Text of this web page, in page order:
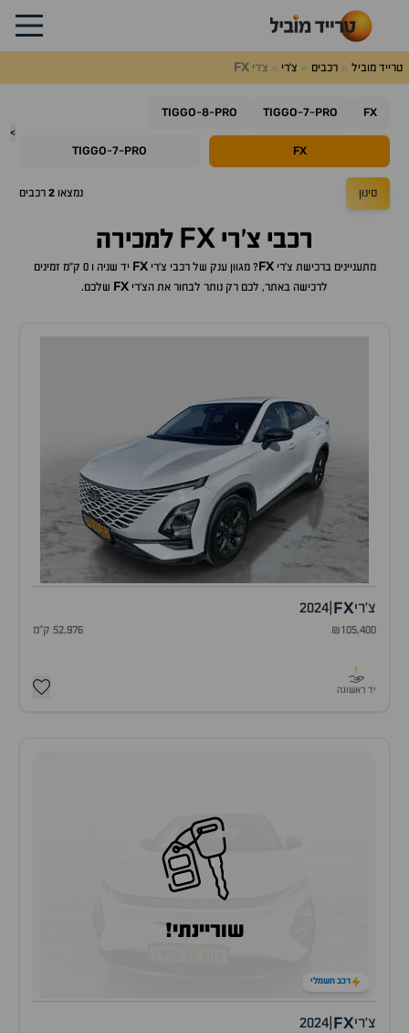
טרייד מוביל רכבים צ'רי צ'ריFX
>
FX
TIGGO-7-PRO
TIGGO-8-PRO
FX
TIGGO-7-PRO
סינון נמצאו 2 רכבים
רכבי צ'רי FX למכירה
מתעניינים ברכישת צ'ריFX? מגוון ענק של רכבי צ'ריFX
יד שניה ו 0 ק"מ זמינים
לרכישה באתר, לכם רק נותר לבחור את הצ'רי FX שלכם.
צ'ריFX
2024
₪105,400 52,976 ק"מ
1
יד ראשונה
שוריינתי!
רכב חשמלי
צ'ריFX
2024